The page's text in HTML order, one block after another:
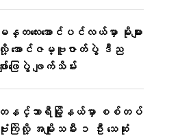
မန္တလေးအောင်ပင်လယ်မှာ မိုးများ
လို့ အောင်ဇမ္ဗူဇာတ်ပွဲ ဒီည
ျော်ဖြေပွဲ ဖျက်သိမ်း
တနင်္သာရီမြို့နယ်မှာ စစ်တပ်
ဗုံးကြဲလို့ အမျိုးသမီး ၁ ဦး သေဆုံး